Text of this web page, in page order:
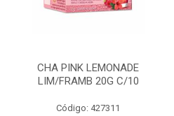
CHA PINK LEMONADE
LIM/FRAMB 20G C/10
Código: 427311